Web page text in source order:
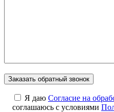
Я даю Cогласие на
соглашаюсь с условиями